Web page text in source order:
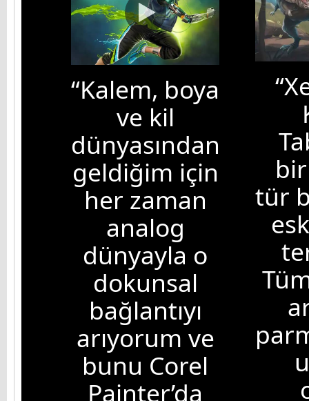
“Kalem, boya
ve kil
dünyasından
geldiğim için
her zaman
analog
dünyayla o
dokunsal
bağlantıyı
arıyorum ve
bunu Corel
Painter’da
tür